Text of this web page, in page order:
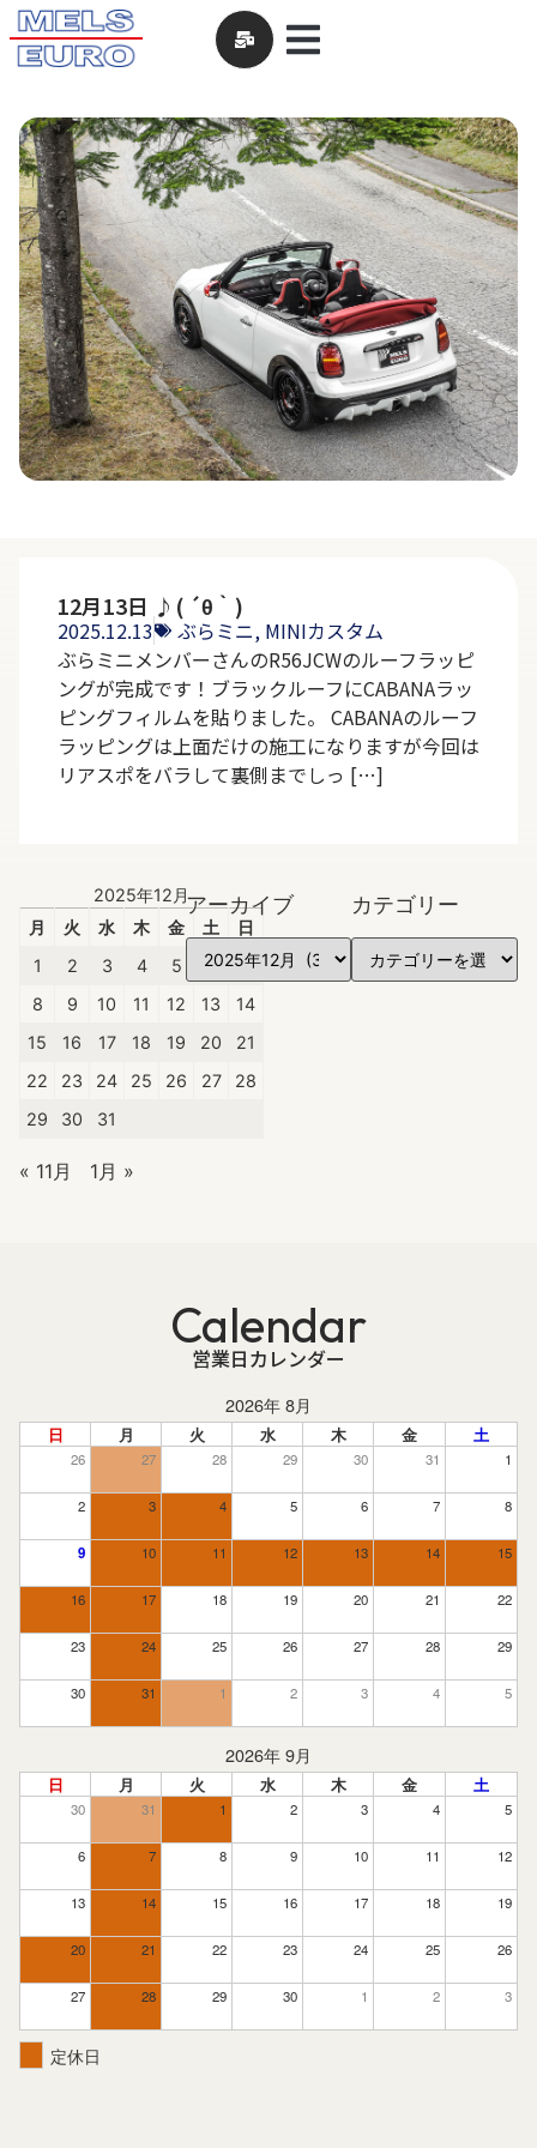
12月13日 ♪( ´θ｀)
2025.12.13 ぶらミニ, MINIカスタム
ぶらミニメンバーさんのR56JCWのルーフラッピ
ングが完成です！ブラックルーフにCABANAラッ
ピングフィルムを貼りました。 CABANAのルーフ
ラッピングは上面だけの施工になりますが今回は
リアスポをバラして裏側までしっ […]
2025年12月
月
火 水 木 金 土
日
1
2 3 4 5 6
7
8
9 10 11 12 13
14
15
16 17 18 19 20
21
22
23 24 25 26 27
28
29
30 31
« 11月 1月 »
アーカイブ カテゴリー
Calendar
営業日カレンダー
2026年 8月
日 月 火 水 木 金 土
26 27 28 29 30 31 1
2 3 4 5 6 7 8
9 10 11 12 13 14 15
16 17 18 19 20 21 22
23 24 25 26 27 28 29
30 31 1 2 3 4 5
2026年 9月
日 月 火 水 木 金 土
30 31 1 2 3 4 5
6 7 8 9 10 11 12
13 14 15 16 17 18 19
20 21 22 23 24 25 26
27 28 29 30 1 2 3
定休日